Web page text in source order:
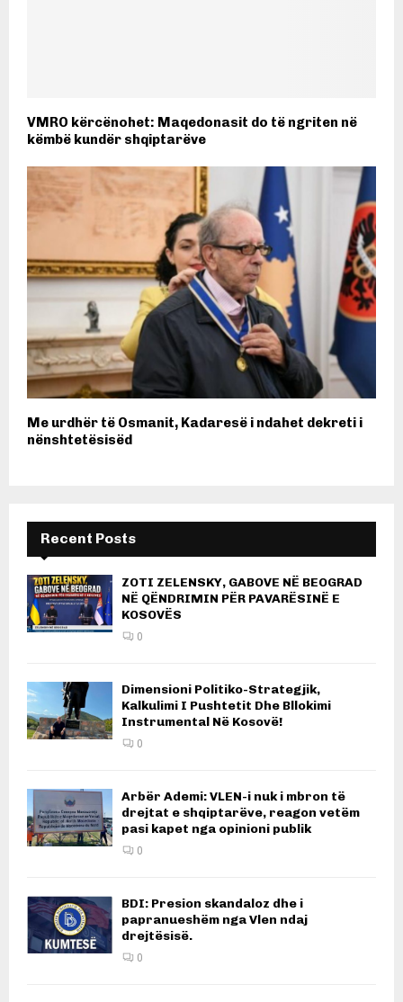
VMRO kërcënohet: Maqedonasit do të ngriten në
këmbë kundër shqiptarëve
Me urdhër të Osmanit, Kadaresë i ndahet dekreti i
nënshtetësisëd
Recent Posts
ZOTI ZELENSKY, GABOVE NË BEOGRAD
NË QËNDRIMIN PËR PAVARËSINË E
KOSOVËS
0
Dimensioni Politiko-Strategjik,
Kalkulimi I Pushtetit Dhe Bllokimi
Instrumental Në Kosovë!
0
Arbër Ademi: VLEN-i nuk i mbron të
drejtat e shqiptarëve, reagon vetëm
pasi kapet nga opinioni publik
0
BDI: Presion skandaloz dhe i
papranueshëm nga Vlen ndaj
drejtësisë.
0